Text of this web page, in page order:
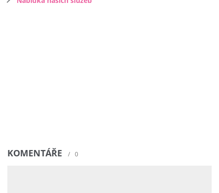
KOMENTÁŘE / 0